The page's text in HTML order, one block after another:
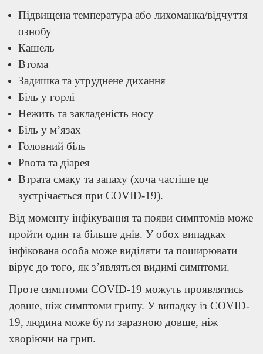
Підвищена температура або лихоманка/відчуття
ознобу
Кашель
Втома
Задишка та утруднене дихання
Біль у горлі
Нежить та закладеність носу
Біль у м’язах
Головний біль
Рвота та діарея
Втрата смаку та запаху (хоча частіше це
зустрічається при COVID-19).
Від моменту інфікування та появи симптомів може
пройти один та більше днів. У обох випадках
інфікована особа може виділяти та поширювати
вірус до того, як з’являться видимі симптоми.
Проте симптоми COVID-19 можуть проявлятись
довше, ніж симптоми грипу. У випадку із COVID-
19, людина може бути заразною довше, ніж
хворіючи на грип.